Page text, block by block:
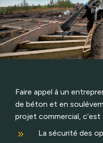
Faire appel à un
de béton et en
projet commercial, c’est
9 La sécurité des